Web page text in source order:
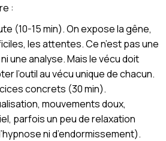
:
(10-15 min). On expose la gêne,
les attentes. Ce n’est pas une
une analyse. Mais le vécu doit
l’outil au vécu unique de chacun.
concrets (30 min).
mouvements doux,
parfois un peu de relaxation
ni d’endormissement).